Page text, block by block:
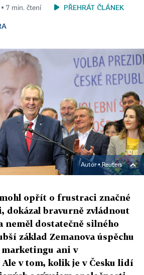
▪ 7 min. čtení
PŘEHRÁT ČLÁNEK
Autor ▪Reuters
opřít o frustraci značné
dokázal bravurně zvládnout
neměl dostatečně silného
základ Zemanova úspěchu
ani v
v tom, kolik je v Česku lidí